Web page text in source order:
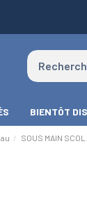
BIENTÔT
SOUS MAIN